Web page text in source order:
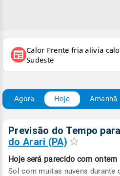
newspaper Calor Frente fria alivia
Sudeste
Agora Hoje Amanhã
Previsão do Tempo
do Arari (PA)
Hoje será parecido com ontem
Sol com muitas nuvens durante